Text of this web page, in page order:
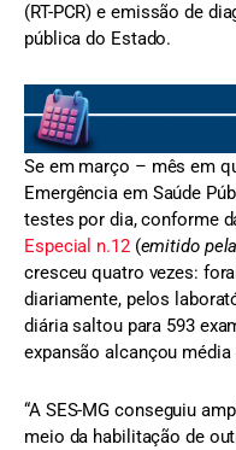
(RT-PCR) e emissão de
pública do Estado.
Se em março – mês em
Emergência em Saúde
testes por dia, conforme
Especial n.12(emitido
cresceu quatro vezes:
diariamente, pelos
diária saltou para 593
expansão alcançou média
“A SES-MG conseguiu
meio da habilitação de